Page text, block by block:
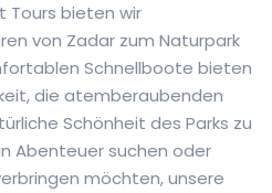
Tours bieten wir
von Zadar zum Naturpark
Schnellboote bieten
die atemberaubenden
Schönheit des Parks zu
Abenteuer suchen oder
möchten, unsere